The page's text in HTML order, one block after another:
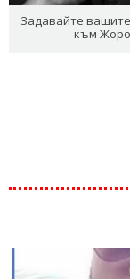
Задавайте
към Жоро